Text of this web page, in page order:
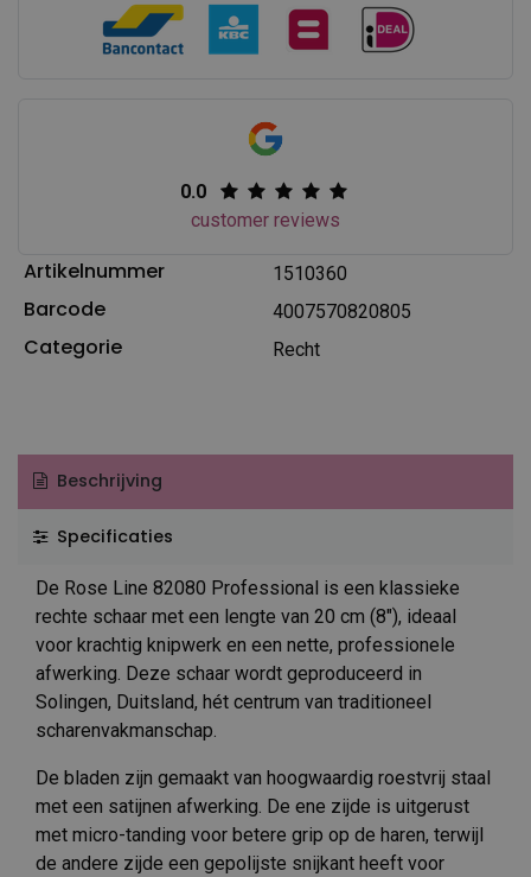
0.0
customer reviews
Artikelnummer 1510360
Barcode 4007570820805
Categorie Recht
Beschrijving
Specificaties
De Rose Line 82080 Professional is een klassieke
rechte schaar met een lengte van 20 cm (8″), ideaal
voor krachtig knipwerk en een nette, professionele
afwerking. Deze schaar wordt geproduceerd in
Solingen, Duitsland, hét centrum van traditioneel
scharenvakmanschap.
De bladen zijn gemaakt van hoogwaardig roestvrij staal
met een satijnen afwerking. De ene zijde is uitgerust
met micro-tanding voor betere grip op de haren, terwijl
de andere zijde een gepolijste snijkant heeft voor